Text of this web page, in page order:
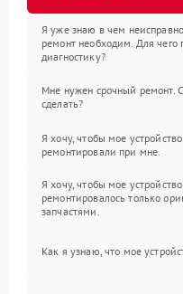
Я уже знаю в чем
ремонт необходим. Для чего
диагностику?
Мне нужен срочный ремонт.
сделать?
Я хочу, чтобы мое устройство
ремонтировали при мне.
Я хочу, чтобы мое устройство
ремонтировалось только
запчастями.
Как я узнаю, что мое